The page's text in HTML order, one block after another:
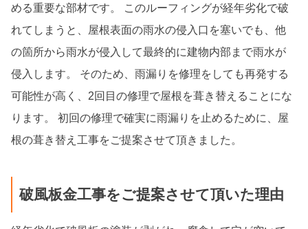
める重要な部材です。 このルーフィングが経年劣化で破
れてしまうと、屋根表面の雨水の侵入口を塞いでも、他
の箇所から雨水が侵入して最終的に建物内部まで雨水が
侵入します。 そのため、雨漏りを修理をしても再発する
可能性が高く、2回目の修理で屋根を葺き替えることにな
ります。 初回の修理で確実に雨漏りを止めるために、屋
根の葺き替え工事をご提案させて頂きました。
破風板金工事をご提案させて頂いた理由